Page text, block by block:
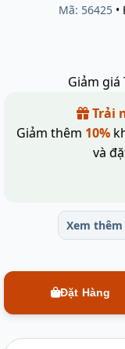
Mã: 56425 •
Giảm giá
Trải
Giảm thêm 10%
và
Xem thêm
Đặt Hàng